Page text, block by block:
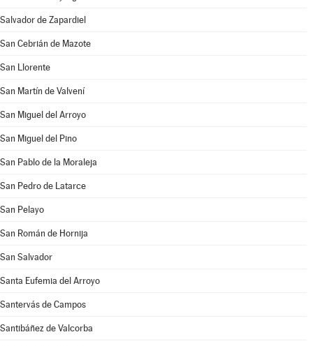
Salvador de Zapardiel
San Cebrián de Mazote
San Llorente
San Martín de Valvení
San Miguel del Arroyo
San Miguel del Pino
San Pablo de la Moraleja
San Pedro de Latarce
San Pelayo
San Román de Hornija
San Salvador
Santa Eufemia del Arroyo
Santervás de Campos
Santibáñez de Valcorba